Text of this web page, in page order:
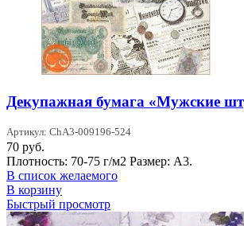
Декупажная бумага «Мужские
Артикул: ChA3-009196-524
70 руб.
Плотность: 70-75 г/м2 Размер: А3.
В список желаемого
В корзину
Быстрый просмотр